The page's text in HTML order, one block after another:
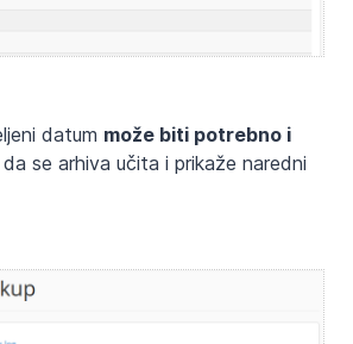
datum može biti potrebno i
da se arhiva učita i prikaže naredni